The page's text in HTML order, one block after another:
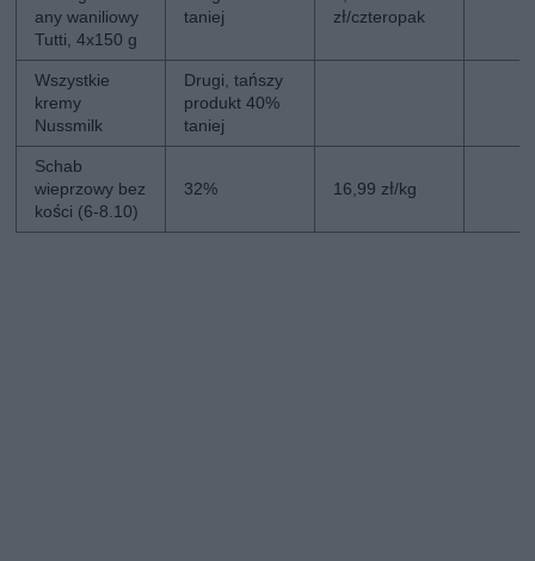
any waniliowy
Tutti, 4x150 g
taniej
zł/czteropak
Wszystkie
kremy
Nussmilk
Drugi, tańszy
produkt 40%
taniej
Schab
wieprzowy bez
kości (6-8.10)
32% 16,99 zł/kg